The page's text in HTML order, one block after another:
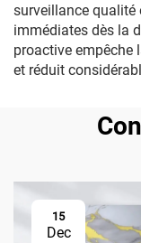
surveillance qualité
immédiates dès la
proactive empêche
et réduit
15
Dec